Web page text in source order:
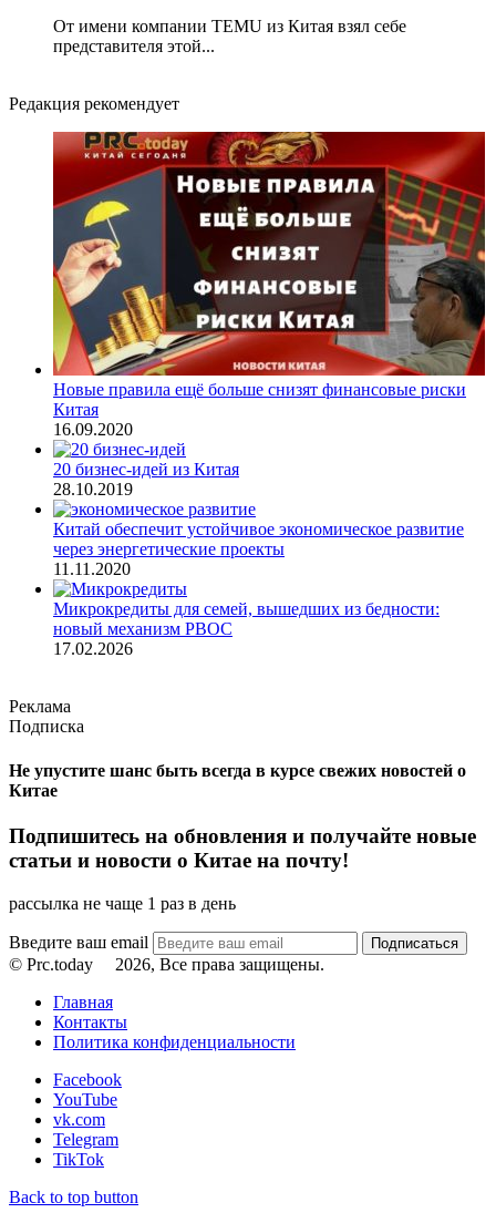
От имени компании TEMU из Китая взял себе
представителя этой...
Редакция рекомендует
Новые правила ещё больше снизят финансовые риски
Китая
16.09.2020
20 бизнес-идей из Китая
28.10.2019
Китай обеспечит устойчивое экономическое развитие
через энергетические проекты
11.11.2020
Микрокредиты для семей, вышедших из бедности:
новый механизм PBOC
17.02.2026
Реклама
Подписка
Не упустите шанс быть всегда в курсе свежих новостей о
Китае
Подпишитесь на обновления и получайте новые
статьи и новости о Китае на почту!
рассылка не чаще 1 раз в день
Введите ваш email
© Prc.today
2026, Все права защищены.
Главная
Контакты
Политика конфиденциальности
Facebook
YouTube
vk.com
Telegram
TikTok
Back to top button